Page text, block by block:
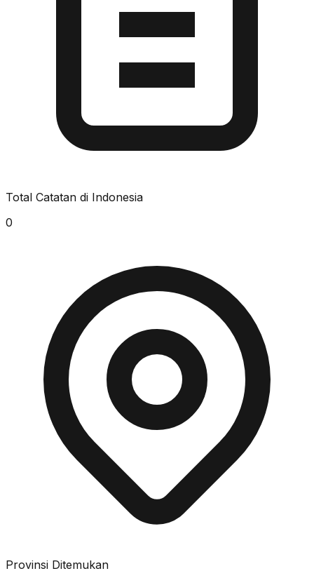
Total Catatan di Indonesia
0
Provinsi Ditemukan